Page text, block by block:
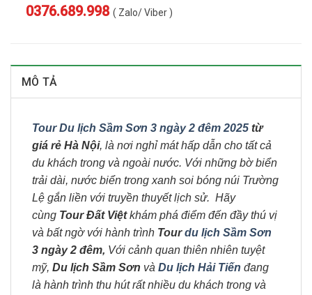
0376.689.998 ( Zalo/ Viber )
MÔ TẢ
Tour Du lịch Sầm Sơn 3 ngày 2 đêm 2025 từ
giá rẻ Hà Nội, là nơi nghỉ mát hấp dẫn cho tất cả
du khách trong và ngoài nước. Với những bờ biển
trải dài, nước biển trong xanh soi bóng núi Trường
Lệ gắn liền với truyền thuyết lịch sử. Hãy
cùng Tour Đất Việtkhám phá điểm đến đầy thú vị
và bất ngờ với hành trình Tourdu lịch Sầm Sơn
3 ngày 2 đêm, Với cảnh quan thiên nhiên tuyệt
mỹ, Du lịch Sầm Sơn và Du lịch Hải Tiến đang
là hành trình thu hút rất nhiều du khách trong và